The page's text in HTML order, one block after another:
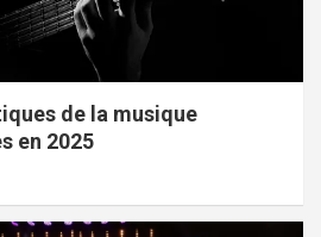
de la musique
en 2025